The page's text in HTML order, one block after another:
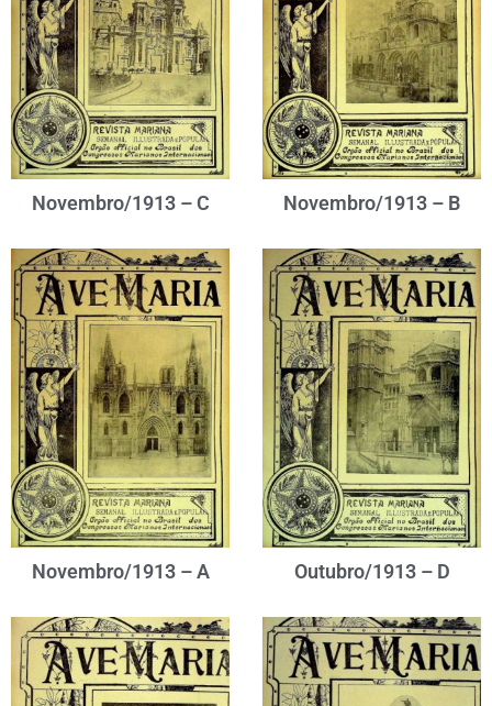
Novembro/1913 – C Novembro/1913 – B
Novembro/1913 – A Outubro/1913 – D